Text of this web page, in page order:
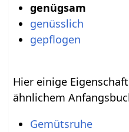
genügsam
genüsslich
gepflogen
Hier einige
ähnlichem
Gemütsruhe